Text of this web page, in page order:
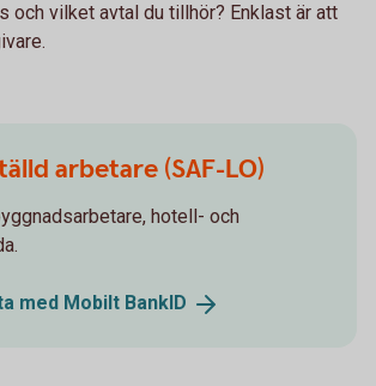
och vilket avtal du tillhör? Enklast är att
arbetare (SAF-LO)
hotell- och
med Mobilt BankID